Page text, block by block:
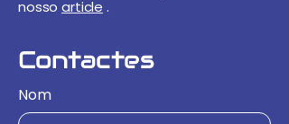
nossoarticle .
Contactes
Nom